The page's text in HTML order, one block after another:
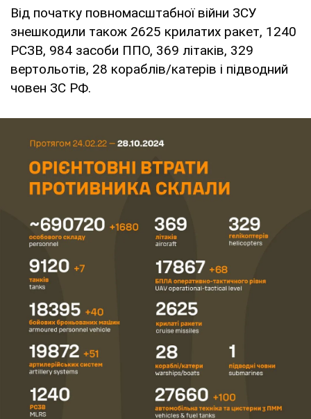
Від початку повномасштабної війни ЗСУ
знешкодили також 2625 крилатих ракет, 1240
РСЗВ, 984 засоби ППО, 369 літаків, 329
вертольотів, 28 кораблів/катерів і підводний
човен ЗС РФ.